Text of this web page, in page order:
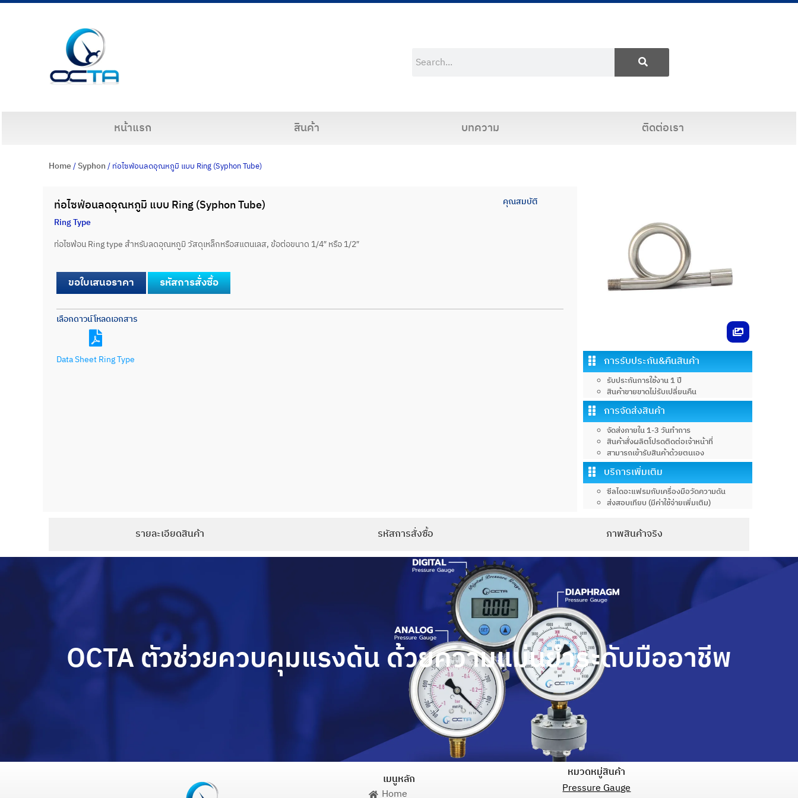
หน้าแรก สินค้า บทความ ติดต่อเรา
Home/Syphon/ ท่อไซฟ่อนลดอุณหภูมิ แบบ Ring (Syphon Tube)
ท่อไซฟ่อนลดอุณหภูมิ แบบ Ring (Syphon Tube)
Ring Type
ท่อไซฟ่อน Ring type สำหรับลดอุณหภูมิ วัสดุเหล็กหรือสแตนเลส, ข้อต่อขนาด 1/4″ หรือ 1/2″
คุณสมบัติ
ขอใบเสนอราคา รหัสการสั่งซื้อ
เลือกดาวน์โหลดเอกสาร
Data Sheet Ring Type การรับประกัน&คืนสินค้า
รับประกันการใช้งาน 1 ปี
สินค้าขายขาดไม่รับเปลี่ยนคืน
การจัดส่งสินค้า
จัดส่งภายใน 1-3 วันทำการ
สินค้าสั่งผลิตโปรดติดต่อเจ้าหน้าที่
สามารถเข้ารับสินค้าด้วยตนเอง
บริการเพิ่มเติม
ซีลไดอะแฟรมกับเครื่องมือวัดความดัน
ส่งสอบเทียบ (มีค่าใช้จ่ายเพิ่มเติม)
รายละเอียดสินค้า รหัสการสั่งซื้อ ภาพสินค้าจริง
OCTA ตัวช่วยควบคุมแรงดัน ด้วยความแม่นยำระดับมืออาชีพ
เมนูหลัก
Home
หมวดหมู่สินค้า
Pressure Gauge